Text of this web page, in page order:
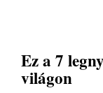
Ez a 7
világon